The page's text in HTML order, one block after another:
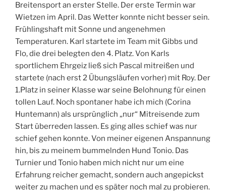
Breitensport an erster Stelle. Der erste Termin war
Wietzen im April. Das Wetter konnte nicht besser sein.
Frühlingshaft mit Sonne und angenehmen
Temperaturen. Karl startete im Team mit Gibbs und
Flo, die drei belegten den 4. Platz. Von Karls
sportlichem Ehrgeiz ließ sich Pascal mitreißen und
startete (nach erst 2 Übungsläufen vorher) mit Roy. Der
1.Platz in seiner Klasse war seine Belohnung für einen
tollen Lauf. Noch spontaner habe ich mich (Corina
Huntemann) als ursprünglich „nur“ Mitreisende zum
Start überreden lassen. Es ging alles schief was nur
schief gehen konnte. Von meiner eigenen Anspannung
hin, bis zu meinem bummelnden Hund Tonio. Das
Turnier und Tonio haben mich nicht nur um eine
Erfahrung reicher gemacht, sondern auch angepickst
weiter zu machen und es später noch mal zu probieren.